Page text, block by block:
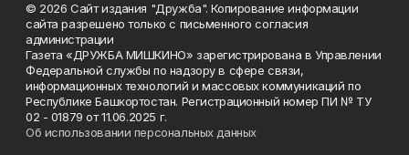
© 2026 Сайт издания "Дружба". Копирование информации
сайта разрешено только с письменного согласия
администрации
Газета «ДРУЖБА МИШКИНО» зарегистрирована в Управлении
Федеральной службы по надзору в сфере связи,
информационных технологий и массовых коммуникаций по
Республике Башкортостан. Регистрационный номер ПИ № ТУ
02 - 01879 от 11.06.2025 г.
Об использовании персональных данных